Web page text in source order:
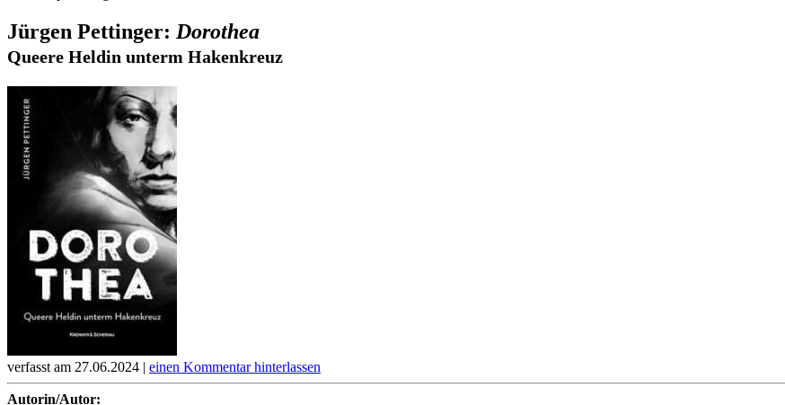
Jürgen Pettinger: Dorothea
Queere Heldin unterm Hakenkreuz
verfasst am 27.06.2024 | einen Kommentar hinterlassen
Autorin/Autor: